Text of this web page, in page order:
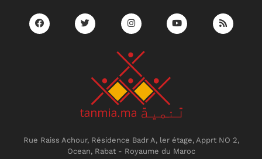
Rue Raiss Achour, Résidence Badr A, ler étage, Apprt NO 2,
Ocean, Rabat - Royaume du Maroc